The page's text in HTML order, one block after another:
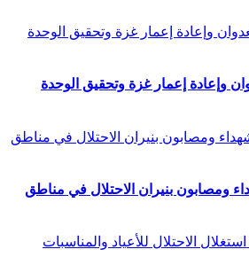
وإعادة إعمار غزة وتحقيق الوحدة
مستمرة.. 3 شهداء ومصابون بنيران الاحتلال في مناطق